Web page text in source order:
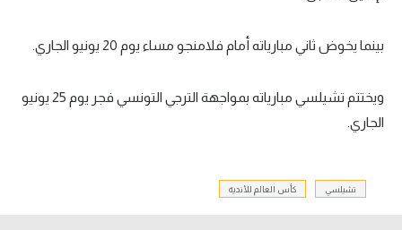
بينما يخوض ثاني مبارياته أمام فلامنجو مساء يوم 20 يونيو الجاري.
ويختتم تشيلسي مبارياته بمواجهة الترجي التونسي فجر يوم 25 يونيو
الجاري.
تشيلسي كأس العالم للأندية